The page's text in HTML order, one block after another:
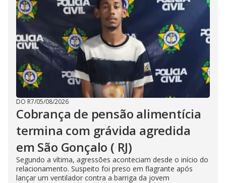
DO R7/05/08/2026
Cobrança de pensão alimentícia
termina com grávida agredida
em São Gonçalo ( RJ)
Segundo a vítima, agressões aconteciam desde o início do
relacionamento. Suspeito foi preso em flagrante após
lançar um ventilador contra a barriga da jovem